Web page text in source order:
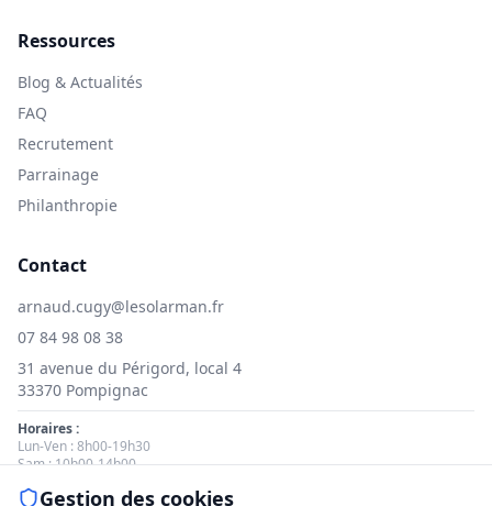
Ressources
Blog & Actualités
FAQ
Recrutement
Parrainage
Philanthropie
Contact
arnaud.cugy@lesolarman.fr
07 84 98 08 38
31 avenue du Périgord, local 4
33370 Pompignac
Horaires :
Lun-Ven : 8h00-19h30
Sam : 10h00-14h00
Gestion des cookies